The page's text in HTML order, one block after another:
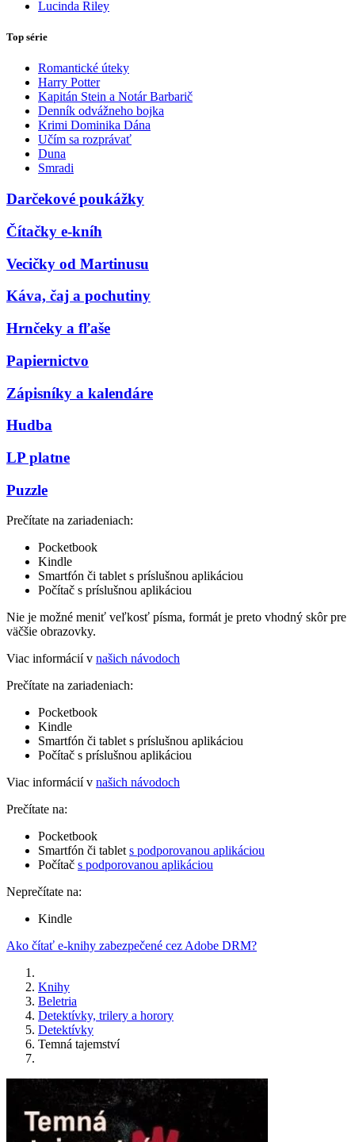
Lucinda Riley
Top série
Romantické úteky
Harry Potter
Kapitán Stein a Notár Barbarič
Denník odvážneho bojka
Krimi Dominika Dána
Učím sa rozprávať
Duna
Smradi
Darčekové poukážky
Čítačky e-kníh
Vecičky od Martinusu
Káva, čaj a pochutiny
Hrnčeky a fľaše
Papiernictvo
Zápisníky a kalendáre
Hudba
LP platne
Puzzle
Prečítate na zariadeniach:
Pocketbook
Kindle
Smartfón či tablet s príslušnou aplikáciou
Počítač s príslušnou aplikáciou
Nie je možné meniť veľkosť písma, formát je preto vhodný skôr pre
väčšie obrazovky.
Viac informácií v našich návodoch
Prečítate na zariadeniach:
Pocketbook
Kindle
Smartfón či tablet s príslušnou aplikáciou
Počítač s príslušnou aplikáciou
Viac informácií v našich návodoch
Prečítate na:
Pocketbook
Smartfón či tablet s podporovanou aplikáciou
Počítač s podporovanou aplikáciou
Neprečítate na:
Kindle
Ako čítať e-knihy zabezpečené cez Adobe DRM?
Knihy
Beletria
Detektívky, trilery a horory
Detektívky
Temná tajemství